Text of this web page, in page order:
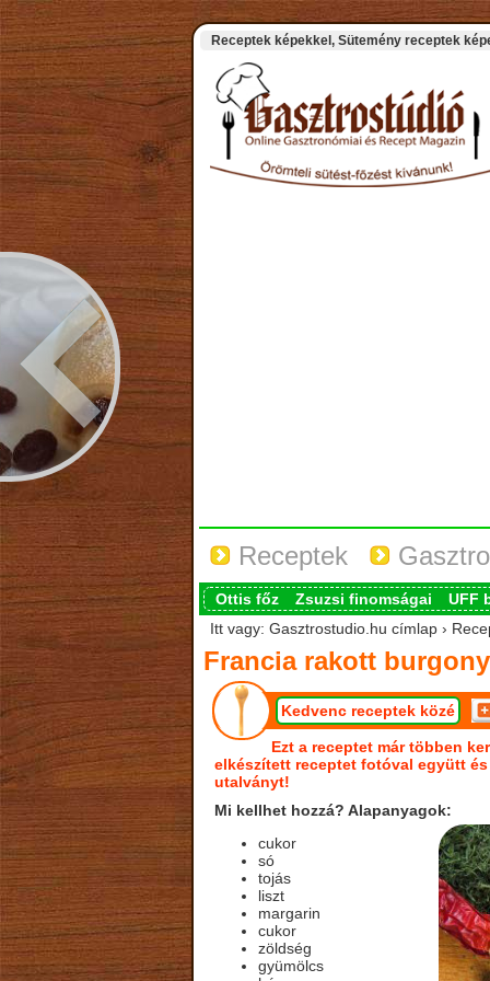
Receptek képekkel, Sütemény receptek
Receptek
Ottis főz Zsuzsi finomságai
UFF
Itt vagy: Gasztrostudio.hu címlap ›
Francia rakott
Kedvenc receptek közé
Ezt a receptet már többen
elkészített receptet fotóval együtt
utalványt!
Mi kellhet hozzá? Alapanyagok:
cukor
só
tojás
liszt
margarin
cukor
zöldség
gyümölcs